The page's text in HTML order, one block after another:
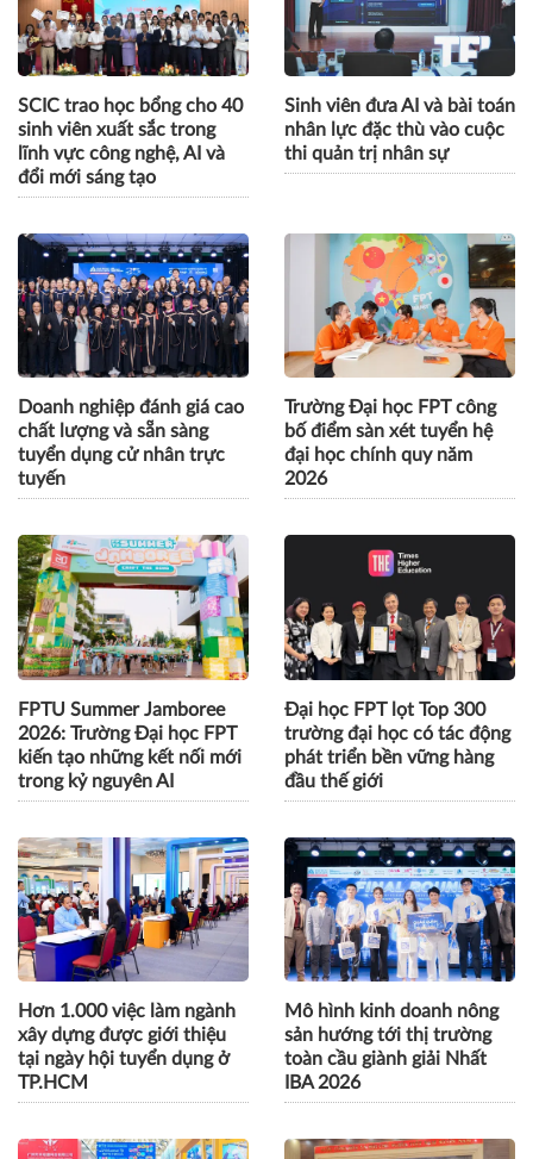
duy trên vùng đất phèn
nhân HIU tốt nghiệp loại
khá trở lên
SCIC trao học bổng cho 40
sinh viên xuất sắc trong
lĩnh vực công nghệ, AI và
đổi mới sáng tạo
Sinh viên đưa AI và bài toán
nhân lực đặc thù vào cuộc
thi quản trị nhân sự
Doanh nghiệp đánh giá cao
chất lượng và sẵn sàng
tuyển dụng cử nhân trực
tuyến
Trường Đại học FPT công
bố điểm sàn xét tuyển hệ
đại học chính quy năm
2026
FPTU Summer Jamboree
2026: Trường Đại học FPT
kiến tạo những kết nối mới
trong kỷ nguyên AI
Đại học FPT lọt Top 300
trường đại học có tác động
phát triển bền vững hàng
đầu thế giới